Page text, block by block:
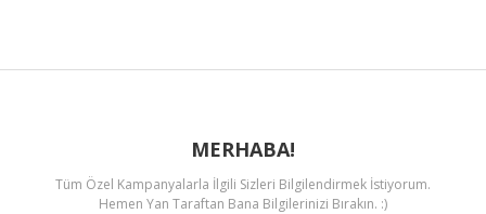
Gönder
MERHABA!
Tüm Özel Kampanyalarla İlgili Sizleri Bilgilendirmek İstiyorum.
Hemen Yan Taraftan Bana Bilgilerinizi Bırakın. :)